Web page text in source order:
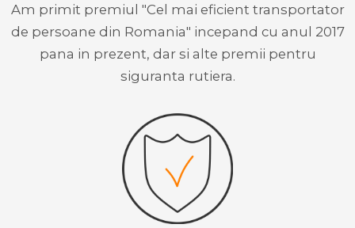
Am primit premiul "Cel mai eficient transportator
de persoane din Romania" incepand cu anul 2017
pana in prezent, dar si alte premii pentru
siguranta rutiera.